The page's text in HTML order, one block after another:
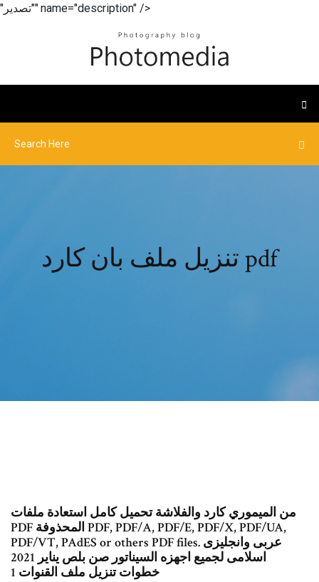
"تصدير"" name="description" />
تنزيل ملف بان كارد pdf
من الميموري كارد والفلاشة تحميل كامل استعادة ملفات
PDF المحذوفة PDF, PDF/A, PDF/E, PDF/X, PDF/UA,
PDF/VT, PAdES or others PDF files. عربى وانجليزى
اسلامى لجميع اجهزه السيناتور صن بلص يناير 2021
خطوات تنزيل ملف القنوات 1